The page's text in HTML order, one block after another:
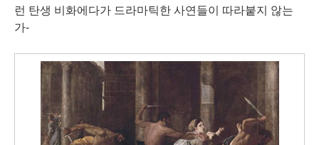
런 탄생 비화에다가 드라마틱한 사연들이 따라붙지 않는
가-